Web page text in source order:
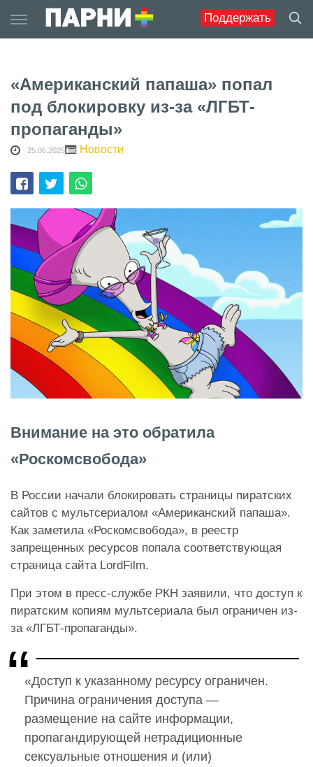
Поддержать
to
content
«Американский папаша» попал
под блокировку из-за «ЛГБТ-
пропаганды»
25.06.2025 Новости
Внимание на это обратила
«Роскомсвобода»
В России начали блокировать страницы пиратских
сайтов с мультсериалом «Американский папаша».
Как заметила «Роскомсвобода», в реестр
запрещенных ресурсов попала соответствующая
страница сайта LordFilm.
При этом в пресс-службе РКН заявили, что доступ к
пиратским копиям мультсериала был ограничен из-
за «ЛГБТ-пропаганды».
«Доступ к указанному ресурсу ограничен.
Причина ограничения доступа —
размещение на сайте информации,
пропагандирующей нетрадиционные
сексуальные отношения и (или)